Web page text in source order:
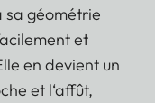
sa géométrie
et
en devient un
et l‘affût,